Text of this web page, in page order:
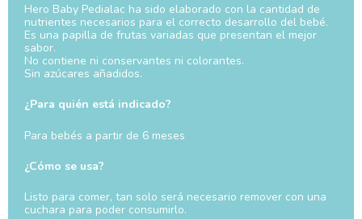
Hero Baby Pedialac ha sido elaborado con la cantidad de
nutrientes necesarios para el correcto desarrollo del bebé.
Es una papilla de frutas variadas que presentan el mejor
sabor.
No contiene ni conservantes ni colorantes.
Sin azúcares añadidos.
¿Para quién está indicado?
Para bebés a partir de 6 meses
¿Cómo se usa?
Listo para comer, tan solo será necesario remover con una
cuchara para poder consumirlo.